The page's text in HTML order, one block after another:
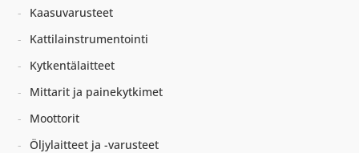
Kaasuvarusteet
Kattilainstrumentointi
Kytkentälaitteet
Mittarit ja painekytkimet
Moottorit
Öljylaitteet ja -varusteet